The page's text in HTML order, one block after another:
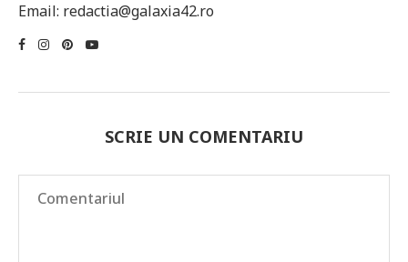
Email: redactia@galaxia42.ro
SCRIE UN COMENTARIU